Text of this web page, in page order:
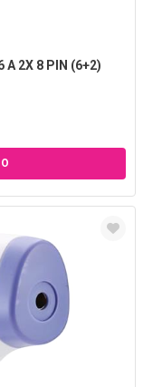
A 2X 8 PIN (6+2)